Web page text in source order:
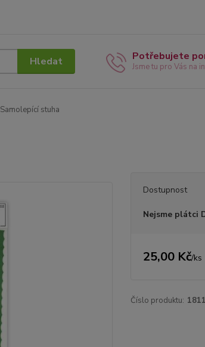
Hledat Potřebujete
Jsme tu pro Vás na
Samolepící stuha
Dostupnost
Nejsme plátci
25,00 Kč/ks
Číslo produktu: